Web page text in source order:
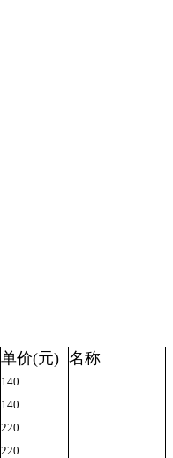
单价(元) 名称
140
140
220
220